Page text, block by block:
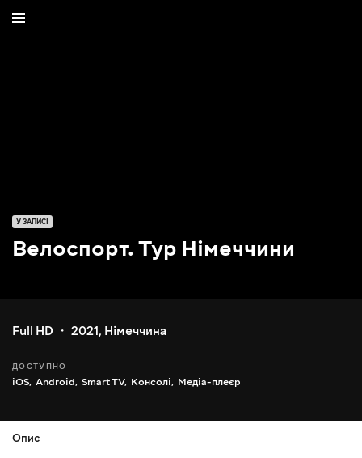
У ЗАПИСІ
Велоспорт. Тур Німеччини
Full HD 2021, Німеччина
ДОСТУПНО
iOS, Android, Smart TV, Консолі, Медіа-плеєр
Опис